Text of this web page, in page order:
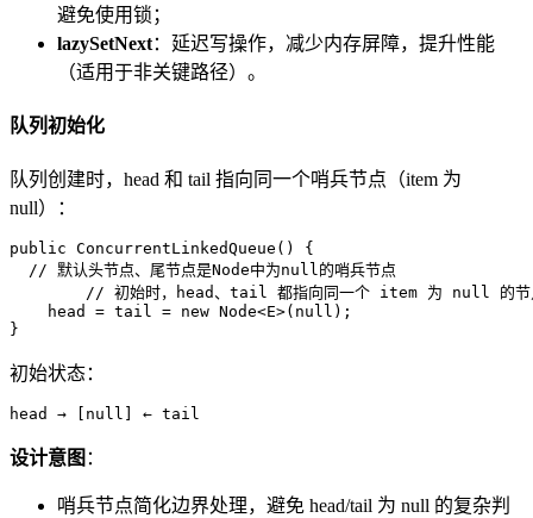
避免使用锁；
lazySetNext：延迟写操作，减少内存屏障，提升性能
（适用于非关键路径）。
队列初始化
队列创建时，head 和 tail 指向同一个哨兵节点（item 为
null）：
public ConcurrentLinkedQueue ()
{
// 默认头节点、尾节点是Node中为null的哨兵节点
// 初始时，head、tail 都指向同一个 item 为 null 的节
    head = tail =
new Node<E>( null );
}
初始状态：
head → [null] ← tail
设计意图 ：
哨兵节点简化边界处理，避免 head/tail 为 null 的复杂判